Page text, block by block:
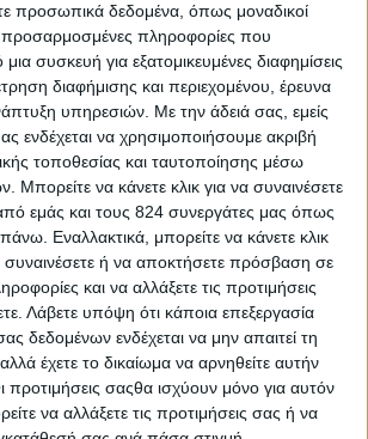
προσωπικά δεδομένα, όπως μοναδικοί
προσαρμοσμένες πληροφορίες που
συσκευή για εξατομικευμένες διαφημίσεις
διαφήμισης και περιεχομένου, έρευνα
υπηρεσιών. Με την άδειά σας, εμείς
ενδέχεται να χρησιμοποιήσουμε ακριβή
τοποθεσίας και ταυτοποίησης μέσω
να κάνετε κλικ για να συναινέσετε
εμάς και τους 824 συνεργάτες μας όπως
Εναλλακτικά, μπορείτε να κάνετε κλικ
συναινέσετε ή να αποκτήσετε πρόσβαση σε
και να αλλάξετε τις προτιμήσεις
Λάβετε υπόψη ότι κάποια επεξεργασία
δεδομένων ενδέχεται να μην απαιτεί τη
έχετε το δικαίωμα να αρνηθείτε αυτήν
προτιμήσεις σαςθα ισχύουν μόνο για αυτόν
να αλλάξετε τις προτιμήσεις σας ή να
& lifestyle
τα τρόφιμα του μέλλοντος